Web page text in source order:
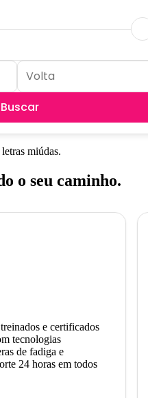
Buscar
miúdas.
o seu caminho.
e certificados
tecnologias
de fadiga e
24 horas em todos